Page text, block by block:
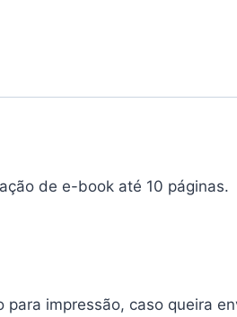
de e-book até 10 páginas.
para impressão, caso queira